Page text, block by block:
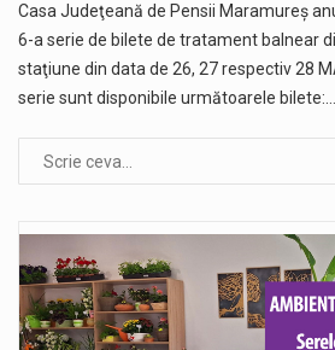
Casa Judeţeană de Pensii Maramureş
6-a serie de bilete de tratament balnear
staţiune din data de 26, 27 respectiv 28
serie sunt disponibile următoarele bilete:…